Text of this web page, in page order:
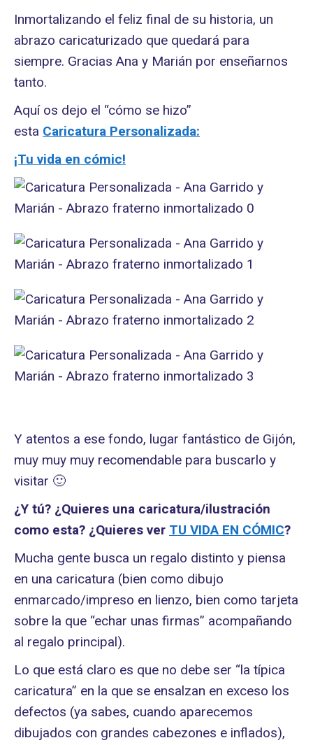
Inmortalizando el feliz final de su historia, un
abrazo caricaturizado que quedará para
siempre. Gracias Ana y Marián por enseñarnos
tanto.
Aquí os dejo el “cómo se hizo”
esta Caricatura Personalizada:
¡Tu vida en cómic!
Y atentos a ese fondo, lugar fantástico de Gijón,
muy muy muy recomendable para buscarlo y
visitar 🙂
¿Y tú? ¿Quieres una caricatura/ilustración
como esta? ¿Quieres ver TU VIDA EN CÓMIC?
Mucha gente busca un regalo distinto y piensa
en una caricatura (bien como dibujo
enmarcado/impreso en lienzo, bien como tarjeta
sobre la que “echar unas firmas” acompañando
al regalo principal).
Lo que está claro es que no debe ser “la típica
caricatura” en la que se ensalzan en exceso los
defectos (ya sabes, cuando aparecemos
dibujados con grandes cabezones e inflados),